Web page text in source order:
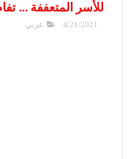
للأسر المتعففة ...
4/21/2021 عربي